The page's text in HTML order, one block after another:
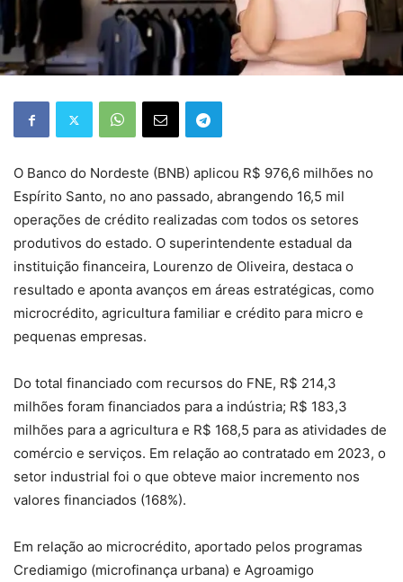
O Banco do Nordeste (BNB) aplicou R$ 976,6 milhões no
Espírito Santo, no ano passado, abrangendo 16,5 mil
operações de crédito realizadas com todos os setores
produtivos do estado. O superintendente estadual da
instituição financeira, Lourenzo de Oliveira, destaca o
resultado e aponta avanços em áreas estratégicas, como
microcrédito, agricultura familiar e crédito para micro e
pequenas empresas.
Do total financiado com recursos do FNE, R$ 214,3
milhões foram financiados para a indústria; R$ 183,3
milhões para a agricultura e R$ 168,5 para as atividades de
comércio e serviços. Em relação ao contratado em 2023, o
setor industrial foi o que obteve maior incremento nos
valores financiados (168%).
Em relação ao microcrédito, aportado pelos programas
Crediamigo (microfinança urbana) e Agroamigo